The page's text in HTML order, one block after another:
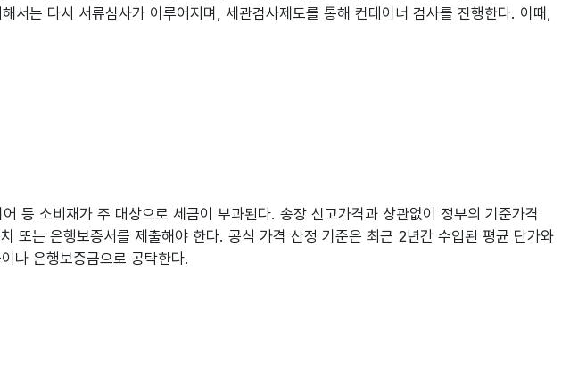
는 다시 서류심사가 이루어지며, 세관검사제도를 통해 컨테이너 검사를 진행한다. 이때,
소비재가 주 대상으로 세금이 부과된다. 송장 신고가격과 상관없이 정부의 기준가격
는 은행보증서를 제출해야 한다. 공식 가격 산정 기준은 최근 2년간 수입된 평균 단가와
나 은행보증금으로 공탁한다.